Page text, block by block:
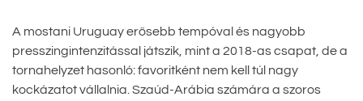
A mostani Uruguay erősebb tempóval és nagyobb
presszingintenzitással játszik, mint a 2018-as csapat, de a
tornahelyzet hasonló: favoritként nem kell túl nagy
kockázatot vállalnia. Szaúd-Arábia számára a szoros